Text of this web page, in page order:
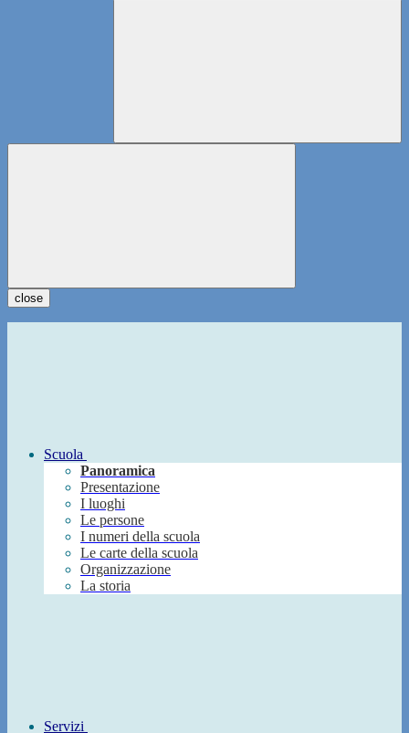
close
Scuola
Panoramica
Presentazione
I luoghi
Le persone
I numeri della scuola
Le carte della scuola
Organizzazione
La storia
Servizi